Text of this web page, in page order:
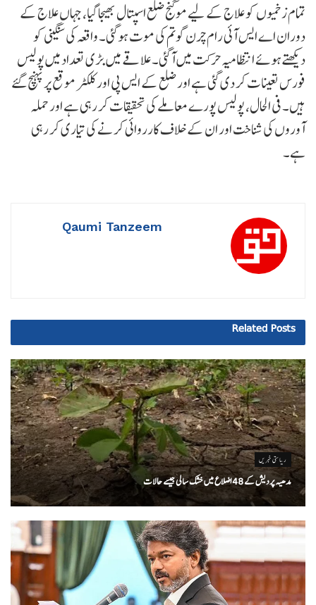
تمام زخمیوں کو علاج کے لیے موگنج ضلع اسپتال بھیجا گیا، جہاں علاج کے
دوران اے ایس آئی رام چرن گوتم کی موت ہوگئی۔ واقعہ کی سنگینی کو
دیکھتے ہوئے انتظامیہ حرکت میں آگئی۔ علاقے میں بڑی تعداد میں پولیس
فورس تعینات کر دی گئی ہے اور ضلع کے ایس پی اور کلکٹر موقع پر پہنچ گئے
ہیں۔ فی الحال، پولیس پورے معاملے کی تحقیقات کر رہی ہے اور حملہ
آوروں کی شناخت اور ان کے خلاف کارروائی کرنے کی تیاری کر رہی
ہے۔
Qaumi Tanzeem
Related Posts
ریاستی خبریں
مدھیہ پردیش کے 48 اضلاع میں خشک سالی جیسے حالات